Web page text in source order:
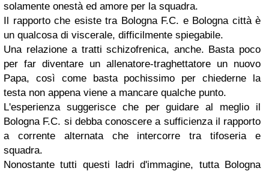
solamente onestà ed amore per la squadra.
Il rapporto che esiste tra Bologna F.C. e Bologna città è
un qualcosa di viscerale, difficilmente spiegabile.
Una relazione a tratti schizofrenica, anche. Basta poco
per far diventare un allenatore-traghettatore un nuovo
Papa, così come basta pochissimo per chiederne la
testa non appena viene a mancare qualche punto.
L'esperienza suggerisce che per guidare al meglio il
Bologna F.C. si debba conoscere a sufficienza il rapporto
a corrente alternata che intercorre tra tifoseria e
squadra.
Nonostante tutti questi ladri d'immagine, tutta Bologna